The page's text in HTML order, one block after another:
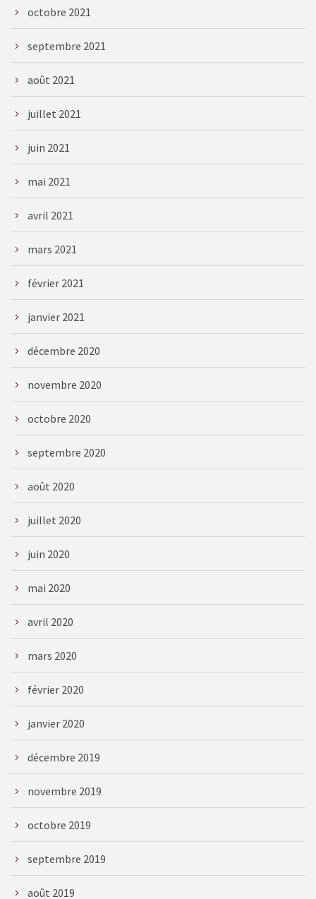
octobre 2021
septembre 2021
août 2021
juillet 2021
juin 2021
mai 2021
avril 2021
mars 2021
février 2021
janvier 2021
décembre 2020
novembre 2020
octobre 2020
septembre 2020
août 2020
juillet 2020
juin 2020
mai 2020
avril 2020
mars 2020
février 2020
janvier 2020
décembre 2019
novembre 2019
octobre 2019
septembre 2019
août 2019